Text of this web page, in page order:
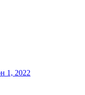
1, 2022